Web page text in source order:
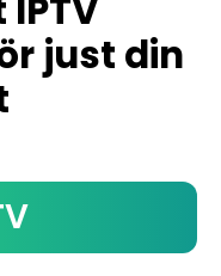
IPTV
just din